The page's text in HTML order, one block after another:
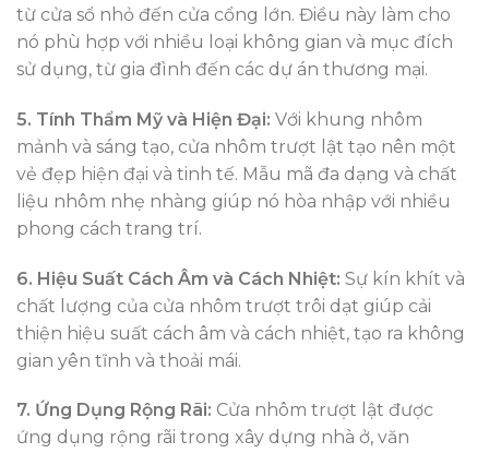
từ cửa sổ nhỏ đến cửa cổng lớn. Điều này làm cho
nó phù hợp với nhiều loại không gian và mục đích
sử dụng, từ gia đình đến các dự án thương mại.
5. Tính Thẩm Mỹ và Hiện Đại: Với khung nhôm
mảnh và sáng tạo, cửa nhôm trượt lật tạo nên một
vẻ đẹp hiện đại và tinh tế. Mẫu mã đa dạng và chất
liệu nhôm nhẹ nhàng giúp nó hòa nhập với nhiều
phong cách trang trí.
6. Hiệu Suất Cách Âm và Cách Nhiệt: Sự kín khít và
chất lượng của cửa nhôm trượt trôi dạt giúp cải
thiện hiệu suất cách âm và cách nhiệt, tạo ra không
gian yên tĩnh và thoải mái.
7. Ứng Dụng Rộng Rãi: Cửa nhôm trượt lật được
ứng dụng rộng rãi trong xây dựng nhà ở, văn